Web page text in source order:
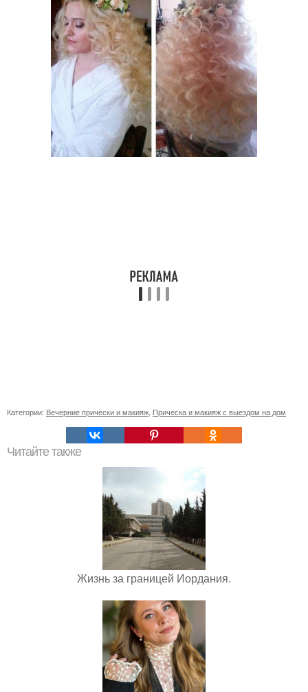
Категории: Вечерние прически и макияж Прическа и макияж с выездом на дом
Читайте также
Жизнь за границей Иордания.